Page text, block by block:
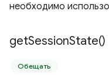
необходимо
getSessionState()
Обещать